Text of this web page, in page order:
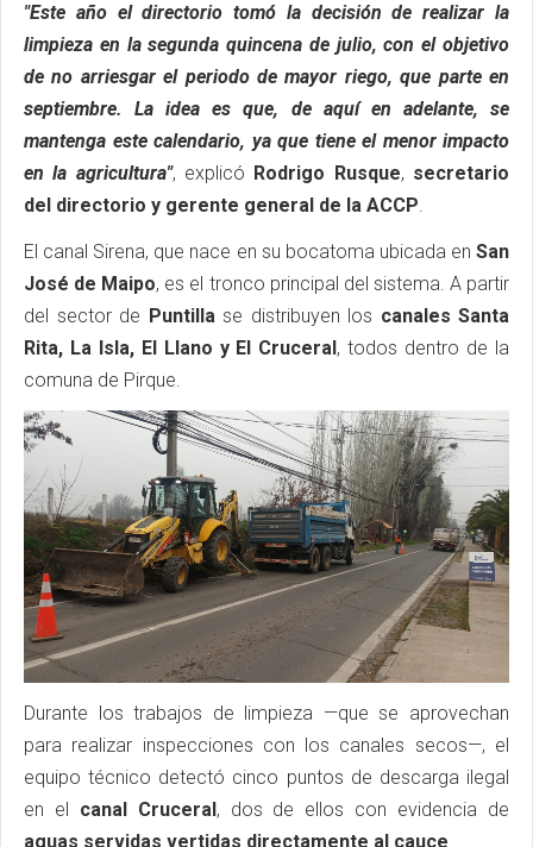
"Este año el directorio tomó la decisión de realizar la
limpieza en la segunda quincena de julio, con el objetivo
de no arriesgar el periodo de mayor riego, que parte en
septiembre. La idea es que, de aquí en adelante, se
mantenga este calendario, ya que tiene el menor impacto
en la agricultura", explicó Rodrigo Rusque, secretario
del directorio y gerente general de la ACCP.
El canal Sirena, que nace en su bocatoma ubicada en San
José de Maipo, es el tronco principal del sistema. A partir
del sector de Puntillase distribuyen los canales Santa
Rita, La Isla, El Llano y El Cruceral, todos dentro de la
comuna de Pirque.
Durante los trabajos de limpieza —que se aprovechan
para realizar inspecciones con los canales secos—, el
equipo técnico detectó cinco puntos de descarga ilegal
en el canal Cruceral , dos de ellos con evidencia de
aguas servidas vertidas directamente al cauce